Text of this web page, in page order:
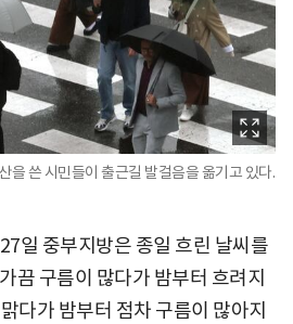
을 쓴 시민들이 출근길 발걸음을 옮기고 있다.
일 중부지방은 종일 흐린 날씨를
끔 구름이 많다가 밤부터 흐려지
다가 밤부터 점차 구름이 많아지